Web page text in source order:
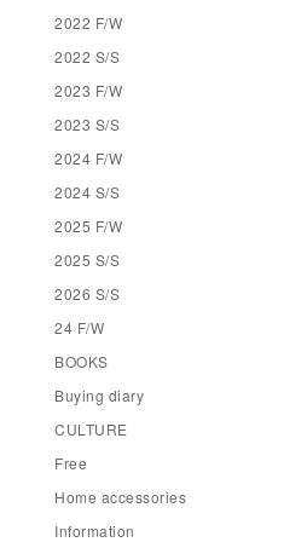
2022 F/W
2022 S/S
2023 F/W
2023 S/S
2024 F/W
2024 S/S
2025 F/W
2025 S/S
2026 S/S
24 F/W
BOOKS
Buying diary
CULTURE
Free
Home accessories
Information